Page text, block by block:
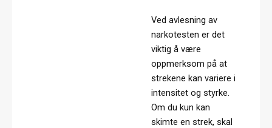
Ved avlesning av
narkotesten er det
viktig å være
oppmerksom på at
strekene kan variere i
intensitet og styrke.
Om du kun kan
skimte en strek, skal